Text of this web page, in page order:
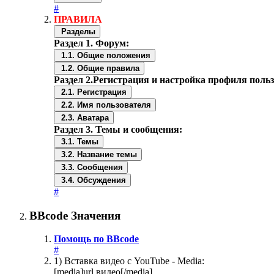
#
ПРАВИЛА
Разделы
Раздел 1. Форум:
1.1. Общие положения
1.2. Общие правила
Раздел 2.Регистрация и настройка профиля
2.1. Регистрация
2.2. Имя пользователя
2.3. Аватара
Раздел 3. Темы и сообщения:
3.1. Темы
3.2. Название темы
3.3. Сообщения
3.4. Обсуждения
#
BBcode Значения
Помощь по BBcode
#
1) Вставка видео с YouTube - Media: